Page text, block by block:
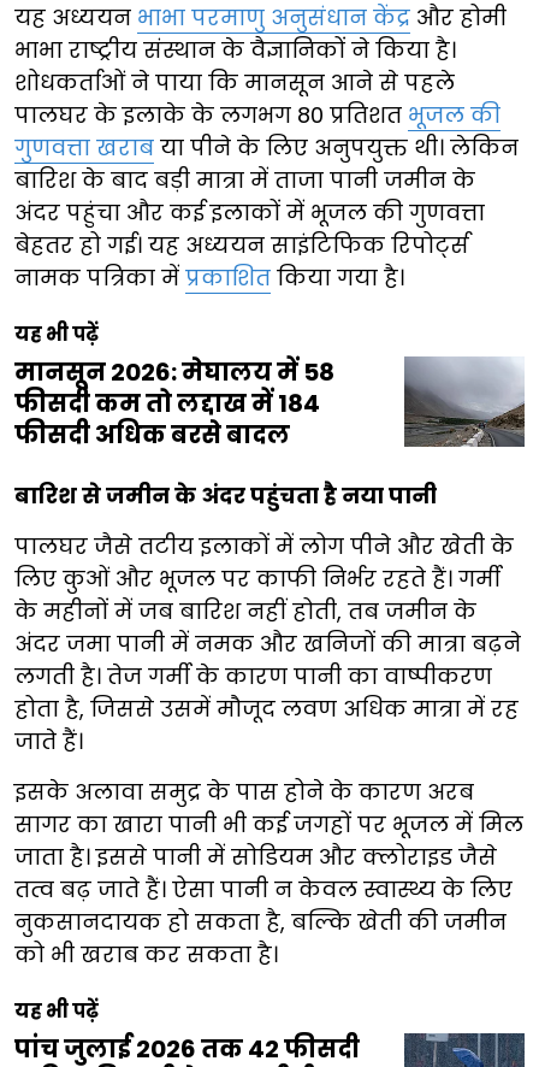
यह अध्ययन भाभा परमाणु अनुसंधान केंद्र और होमी
भाभा राष्ट्रीय संस्थान के वैज्ञानिकों ने किया है।
शोधकर्ताओं ने पाया कि मानसून आने से पहले
पालघर के इलाके के लगभग 80 प्रतिशत भूजल की
गुणवत्ता खराब या पीने के लिए अनुपयुक्त थी। लेकिन
बारिश के बाद बड़ी मात्रा में ताजा पानी जमीन के
अंदर पहुंचा और कई इलाकों में भूजल की गुणवत्ता
बेहतर हो गई। यह अध्ययन साइंटिफिक रिपोर्ट्स
नामक पत्रिका में प्रकाशित किया गया है।
यह भी पढ़ें
मानसून 2026: मेघालय में 58
फीसदी कम तो लद्दाख में 184
फीसदी अधिक बरसे बादल
बारिश से जमीन के अंदर पहुंचता है नया पानी
पालघर जैसे तटीय इलाकों में लोग पीने और खेती के
लिए कुओं और भूजल पर काफी निर्भर रहते हैं। गर्मी
के महीनों में जब बारिश नहीं होती, तब जमीन के
अंदर जमा पानी में नमक और खनिजों की मात्रा बढ़ने
लगती है। तेज गर्मी के कारण पानी का वाष्पीकरण
होता है, जिससे उसमें मौजूद लवण अधिक मात्रा में रह
जाते हैं।
इसके अलावा समुद्र के पास होने के कारण अरब
सागर का खारा पानी भी कई जगहों पर भूजल में मिल
जाता है। इससे पानी में सोडियम और क्लोराइड जैसे
तत्व बढ़ जाते हैं। ऐसा पानी न केवल स्वास्थ्य के लिए
नुकसानदायक हो सकता है, बल्कि खेती की जमीन
को भी खराब कर सकता है।
यह भी पढ़ें
पांच जुलाई 2026 तक 42 फीसदी